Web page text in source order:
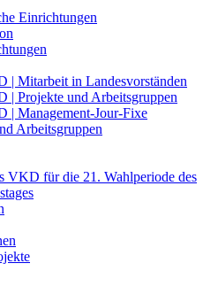
Einrichtungen
| Mitarbeit in Landesvorständen
| Projekte und Arbeitsgruppen
| Management-Jour-Fixe
Arbeitsgruppen
VKD für die 21. Wahlperiode des